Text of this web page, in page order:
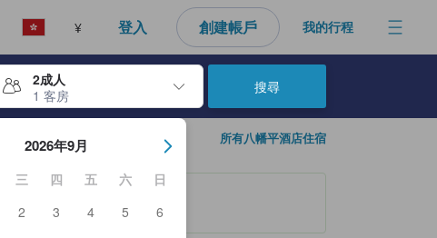
¥ 登入 創建帳戶 我的行程
2成人
1 客房
期。使用Enter鍵選擇日期後，入住日期將會選取。請重覆相同步驟以選
2026年9月
三 四 五 六
日
2 3 4 5
6
搜尋
所有八幡平酒店住宿